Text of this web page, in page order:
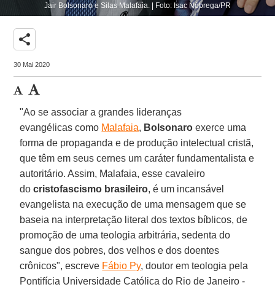
Jair Bolsonaro e Silas Malafaia. | Foto: Isac Nóbrega/PR
share
30 Mai 2020
"Ao se associar a grandes lideranças
evangélicas como Malafaia, Bolsonaro exerce uma
forma de propaganda e de produção intelectual cristã,
que têm em seus cernes um caráter fundamentalista e
autoritário. Assim, Malafaia, esse cavaleiro
docristofascismo brasileiro, é um incansável
evangelista na execução de uma mensagem que se
baseia na interpretação literal dos textos bíblicos, de
promoção de uma teologia arbitrária, sedenta do
sangue dos pobres, dos velhos e dos doentes
crônicos", escreve Fábio Py, doutor em teologia pela
Pontifícia Universidade Católica do Rio de Janeiro -